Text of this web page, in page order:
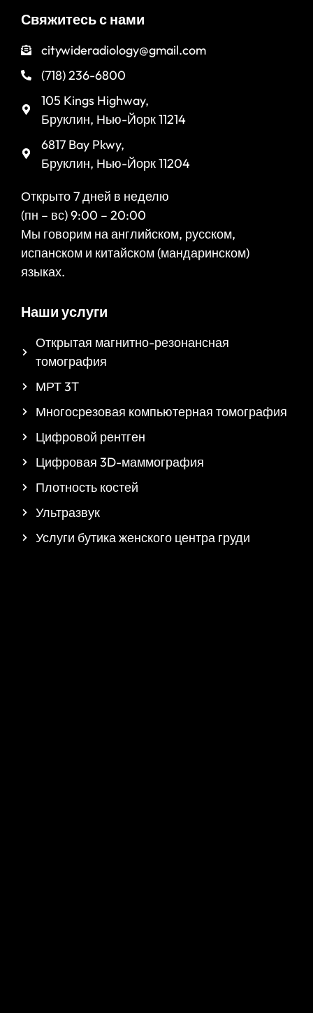
Свяжитесь с нами
citywideradiology@gmail.com
(718) 236-6800
105 Kings Highway,
Бруклин, Нью-Йорк 11214
6817 Bay Pkwy,
Бруклин, Нью-Йорк 11204
Открыто 7 дней в неделю
(пн – вс) 9:00 – 20:00
Мы говорим на английском, русском,
испанском и китайском (мандаринском)
языках.
Наши услуги
Открытая магнитно-резонансная
томография
МРТ 3T
Многосрезовая компьютерная томография
Цифровой рентген
Цифровая 3D-маммография
Плотность костей
Ультразвук
Услуги бутика женского центра груди